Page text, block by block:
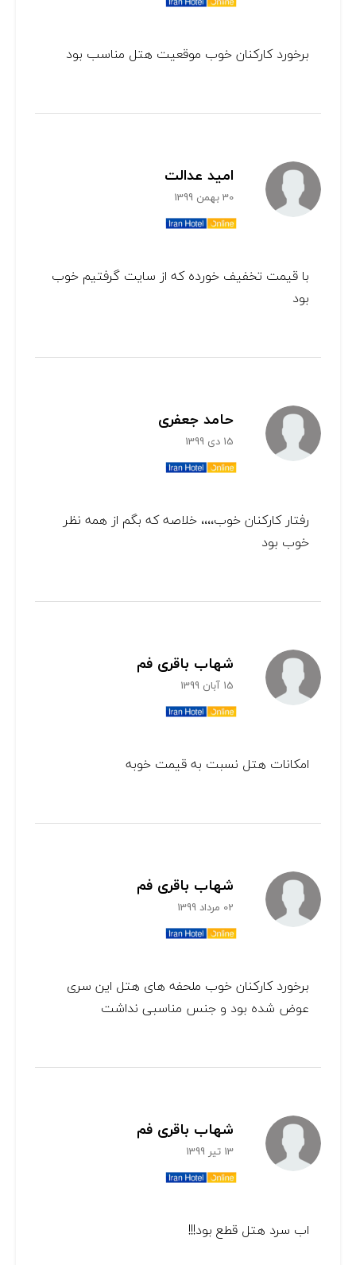
برخورد کارکنان خوب موقعیت هتل مناسب بود
امید عدالت
30 بهمن 1399
با قیمت تخفیف خورده که از سایت گرفتیم خوب
بود
حامد جعفری
15 دی 1399
رفتار کارکنان خوب،،،، خلاصه که بگم از همه نظر
خوب بود
شهاب باقری فم
15 آبان 1399
امکانات هتل نسبت به قیمت خوبه
شهاب باقری فم
02 مرداد 1399
برخورد کارکنان خوب ملحفه های هتل این سری
عوض شده بود و جنس مناسبی نداشت
شهاب باقری فم
13 تیر 1399
اب سرد هتل قطع بود!!!